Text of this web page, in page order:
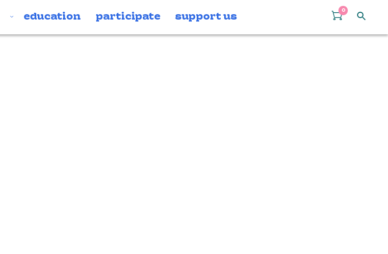
education participate support us
0